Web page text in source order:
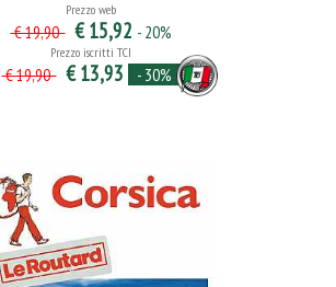
Prezzo web
€ 19,90 € 15,92 - 20%
Prezzo iscritti TCI
€ 19,90 € 13,93 - 30%